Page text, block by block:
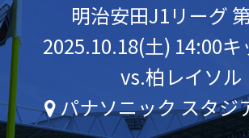
明治安田J1リーグ
2025.10.18(土) 14:00キ
vs.柏レイソル
パナソニック スタジ